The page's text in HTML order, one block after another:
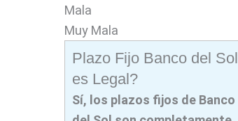
Mala
Muy Mala
Plazo Fijo Banco del Sol
es Legal?
Sí, los plazos fijos de Banco